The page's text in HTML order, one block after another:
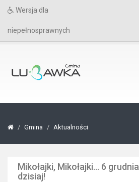
Wersja dla
niepełnosprawnych
Gmina Aktualności
Mikołajki, Mikołajki... 6
dzisiaj!